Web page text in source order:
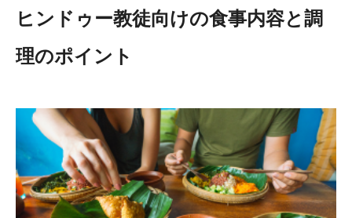
ヒンドゥー教徒向けの食事内容と調
理のポイント